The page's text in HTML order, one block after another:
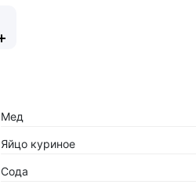
Мед
Яйцо куриное
Сода